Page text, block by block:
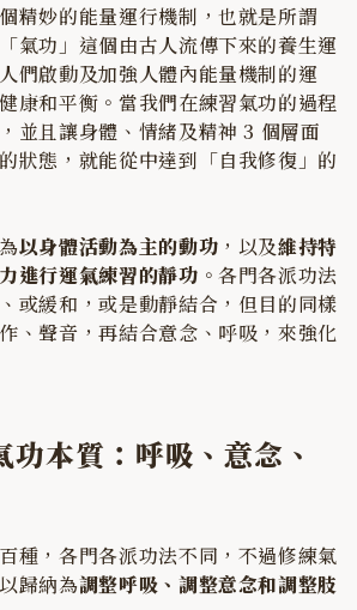
精妙的能量運行機制，也就是所謂
氣功」這個由古人流傳下來的養生運
們啟動及加強人體內能量機制的運
康和平衡。當我們在練習氣功的過程
並且讓身體、情緒及精神 3 個層面
狀態，就能從中達到「自我修復」的
以身體活動為主的動功 ，以及維持特
進行運氣練習的靜功 。各門各派功法
或緩和，或是動靜結合，但目的同樣
、聲音，再結合意念、呼吸，來強化
功本質：呼吸、意念、
種，各門各派功法不同，不過修練氣
歸納為調整呼吸、調整意念和調整肢